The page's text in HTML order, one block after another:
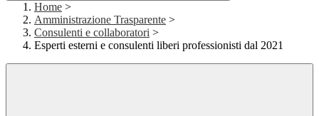
Home >
Amministrazione Trasparente >
Consulenti e collaboratori >
Esperti esterni e consulenti liberi professionisti dal 2021